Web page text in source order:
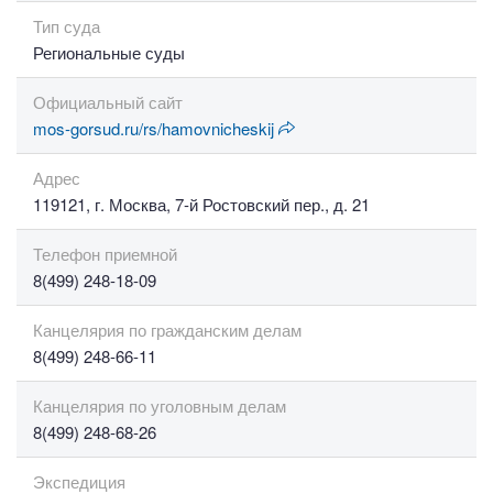
Тип суда
Региональные суды
Официальный сайт
mos-gorsud.ru/rs/hamovnicheskij
Адрес
119121, г. Москва, 7-й Ростовский пер., д. 21
Телефон приемной
8(499) 248-18-09
Канцелярия по гражданским делам
8(499) 248-66-11
Канцелярия по уголовным делам
8(499) 248-68-26
Экспедиция